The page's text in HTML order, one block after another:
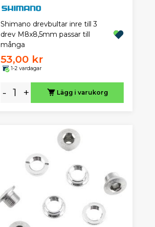
Shimano drevbultar inre till 3
drev M8x8,5mm passar till
många
53,00 kr
1-2 vardagar
- + Lägg i varukorg